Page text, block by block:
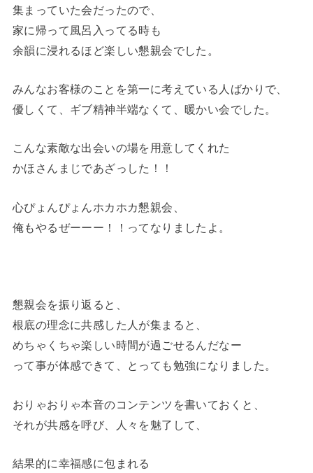
集まっていた会だったので、
家に帰って風呂入ってる時も
余韻に浸れるほど楽しい懇親会でした。
みんなお客様のことを第一に考えている人ばかりで、
優しくて、ギブ精神半端なくて、暖かい会でした。
こんな素敵な出会いの場を用意してくれた
かほさんまじであざっした！！
心ぴょんぴょんホカホカ懇親会、
俺もやるぜーーー！！ってなりましたよ。
懇親会を振り返ると、
根底の理念に共感した人が集まると、
めちゃくちゃ楽しい時間が過ごせるんだなー
って事が体感できて、とっても勉強になりました。
おりゃおりゃ本音のコンテンツを書いておくと、
それが共感を呼び、人々を魅了して、
結果的に幸福感に包まれる